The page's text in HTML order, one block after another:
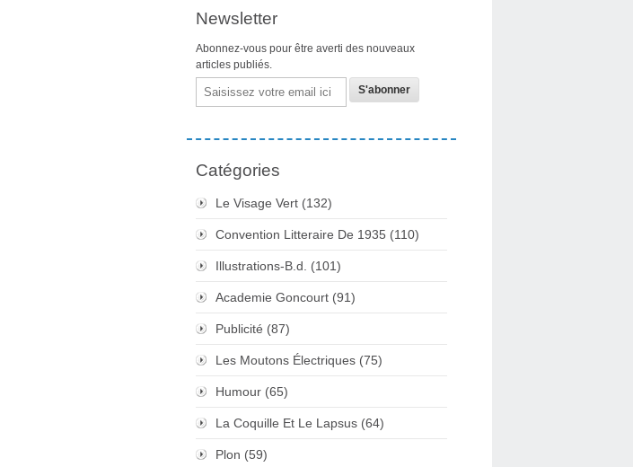
Newsletter
Abonnez-vous pour être averti des nouveaux
articles publiés.
Email
Catégories
Le Visage Vert (132)
Convention Litteraire De 1935 (110)
Illustrations-B.d. (101)
Academie Goncourt (91)
Publicité (87)
Les Moutons Électriques (75)
Humour (65)
La Coquille Et Le Lapsus (64)
Plon (59)